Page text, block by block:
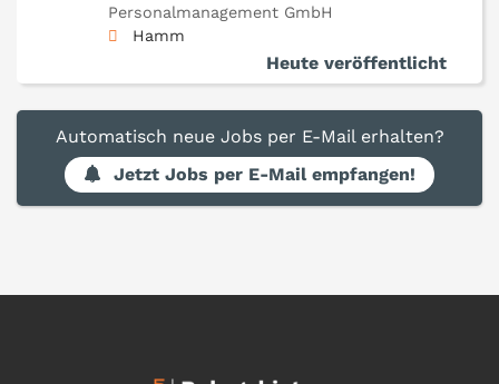
Personalmanagement GmbH
Hamm
Heute veröffentlicht
Automatisch neue Jobs per E-Mail erhalten?
Jetzt Jobs per E-Mail empfangen!